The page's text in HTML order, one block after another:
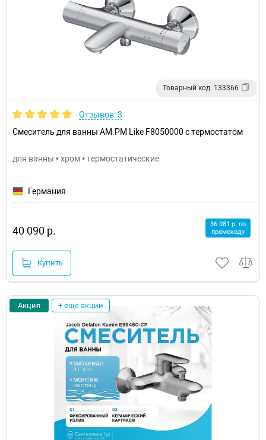
Товарный код: 133366
Отзывов: 3
Смеситель для ванны AM.PM Like F8050000 с термостатом
для ванны • хром • термостатические
Германия
40 090 р.
36 081 р. по
промокоду
Купить
Акция + еще акции